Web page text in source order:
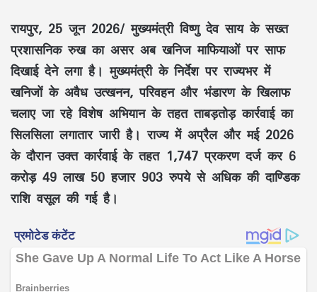
रायपुर, 25 जून 2026/मुख्यमंत्रीविष्णु देव सायकेसख्त
प्रशासनिक रुखका असर अबखनिज माफियाओंपर साफ
दिखाई देने लगा है। मुख्यमंत्री के निर्देश पर राज्यभर में
खनिजों के अवैध उत्खनन, परिवहन और भंडारणके खिलाफ
चलाए जा रहेविशेष अभियानके तहत ताबड़तोड़ कार्रवाई का
सिलसिला लगातार जारी है। राज्य मेंअप्रैल और मई 2026
के दौरान उक्त कार्रवाई के तहत 1,747 प्रकरण दर्जकर 6
करोड़ 49 लाख 50 हजार 903 रुपयेसे अधिक कीदाण्डिक
राशिवसूल की गई है।